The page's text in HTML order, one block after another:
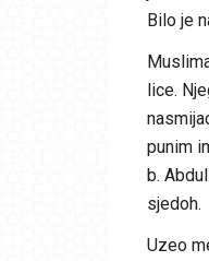
Bilo je
lice.
punim
b.
sjedoh.
Uzeo